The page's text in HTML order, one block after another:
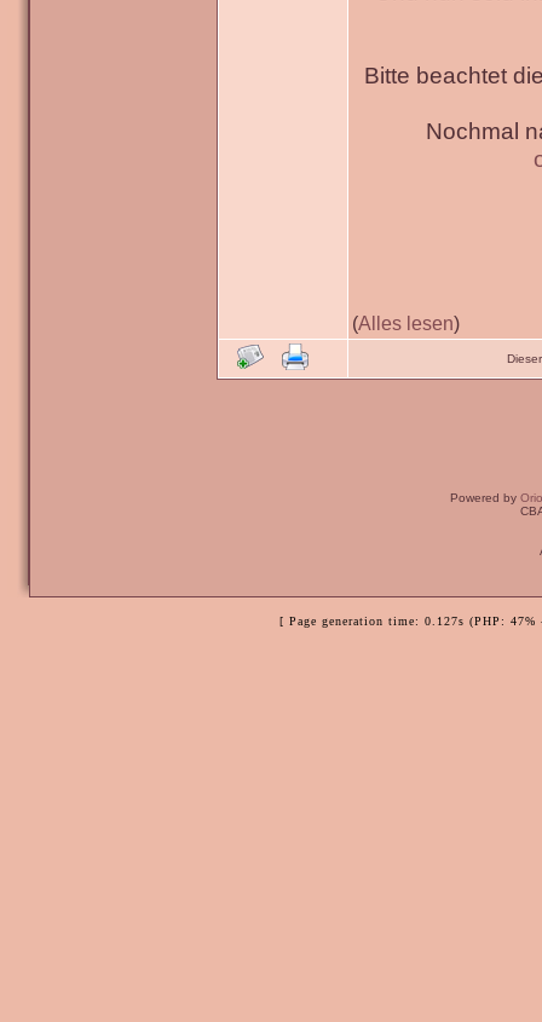
Bitte beachtet
Nochmal
(Alles lesen)
Powered by
[ Page generation time: 0.127s (PHP: